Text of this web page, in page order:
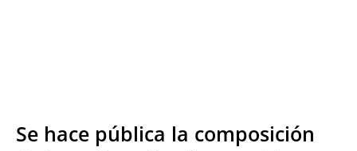
Se hace pública la composición